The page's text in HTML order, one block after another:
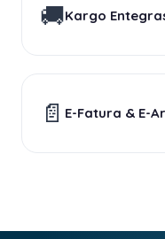
🚚Kargo
📄 E-Fatura & E-